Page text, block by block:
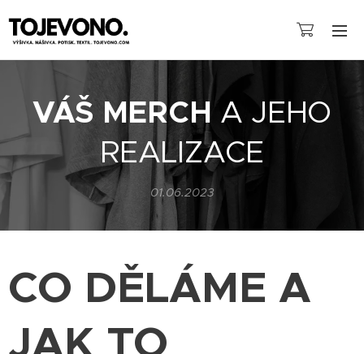
VÁŠ MERCHA JEHO
REALIZACE
01.06.2023
CO DĚLÁME A
JAK TO